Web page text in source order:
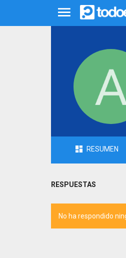
RESUMEN
RESPUESTAS
No ha respondido